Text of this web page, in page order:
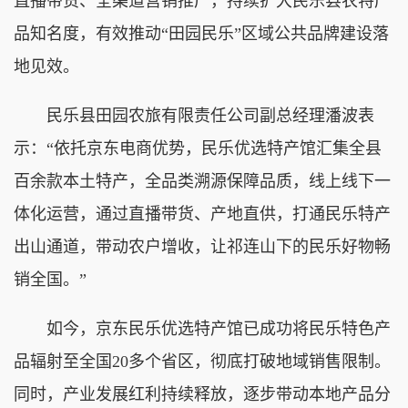
品知名度，有效推动“田园民乐”区域公共品牌建设落
地见效。
民乐县田园农旅有限责任公司副总经理潘波表
示：“依托京东电商优势，民乐优选特产馆汇集全县
百余款本土特产，全品类溯源保障品质，线上线下一
体化运营，通过直播带货、产地直供，打通民乐特产
出山通道，带动农户增收，让祁连山下的民乐好物畅
销全国。”
如今，京东民乐优选特产馆已成功将民乐特色产
品辐射至全国20多个省区，彻底打破地域销售限制。
同时，产业发展红利持续释放，逐步带动本地产品分